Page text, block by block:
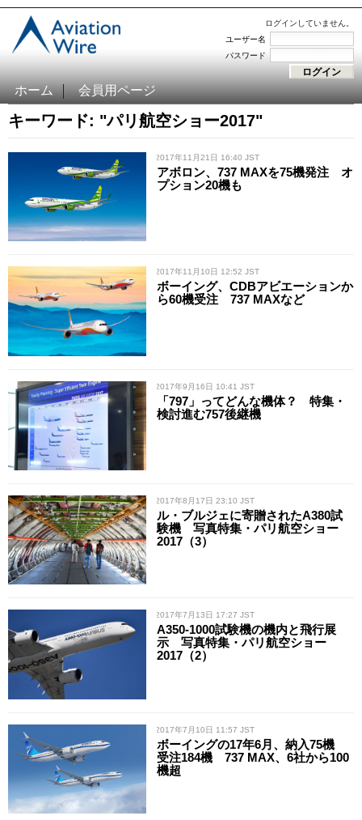
ログインしていません。
ユーザー名
パスワード
ホーム 会員用ページ
キーワード: "パリ航空ショー2017"
/ 2017年11月21日 16:40 JST
アボロン、737 MAXを75機発注 オ
プション20機も
/ 2017年11月10日 12:52 JST
ボーイング、CDBアビエーションか
ら60機受注 737 MAXなど
/ 2017年9月16日 10:41 JST
「797」ってどんな機体？ 特集・
検討進む757後継機
/ 2017年8月17日 23:10 JST
ル・ブルジェに寄贈されたA380試
験機 写真特集・パリ航空ショー
2017（3）
/ 2017年7月13日 17:27 JST
A350-1000試験機の機内と飛行展
示 写真特集・パリ航空ショー
2017（2）
/ 2017年7月10日 11:57 JST
ボーイングの17年6月、納入75機
受注184機 737 MAX、6社から100
機超